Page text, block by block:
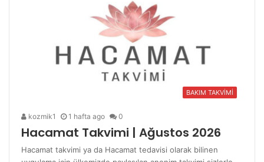
BAKIM TAKVİMİ
kozmik1 1 hafta ago 0
Hacamat Takvimi | Ağustos 2026
Hacamat takvimi ya da Hacamat tedavisi olarak bilinen